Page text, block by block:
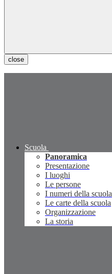
close
Scuola
Panoramica
Presentazione
I luoghi
Le persone
I numeri della scuola
Le carte della scuola
Organizzazione
La storia